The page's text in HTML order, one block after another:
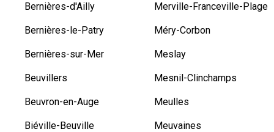
Bernières-d'Ailly
Bernières-le-Patry
Bernières-sur-Mer
Beuvillers
Beuvron-en-Auge
Biéville-Beuville
Merville-Franceville-Plage
Méry-Corbon
Meslay
Mesnil-Clinchamps
Meulles
Meuvaines